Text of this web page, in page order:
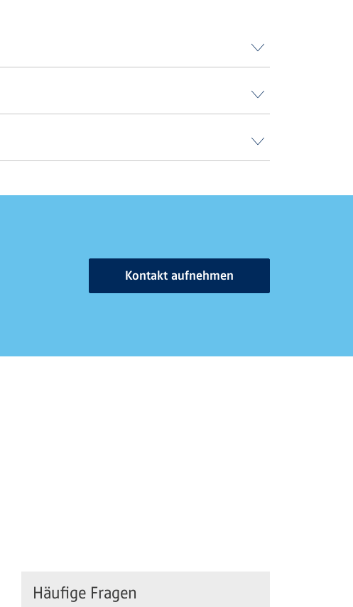
Kontakt aufnehmen
Häufige Fragen